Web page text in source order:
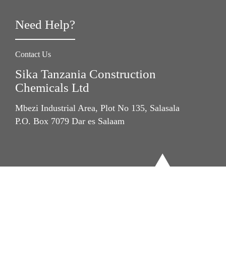
Need Help?
Contact Us
Sika Tanzania Construction
Chemicals Ltd
Mbezi Industrial Area, Plot No 135, Salasala
P.O. Box 7079 Dar es Salaam